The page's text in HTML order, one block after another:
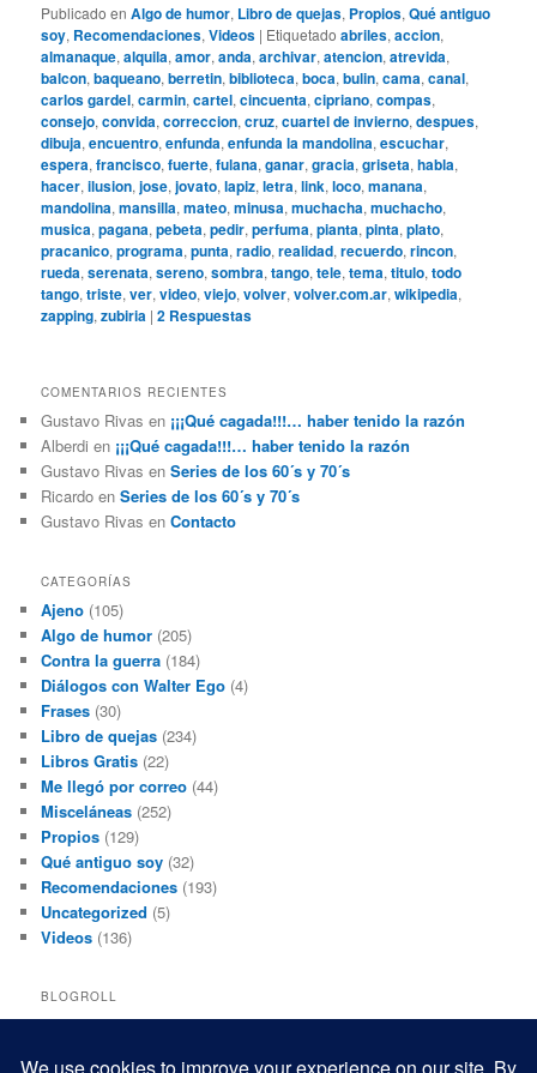
Publicado en Algo de humor, Libro de quejas, Propios,Qué antiguo
soy, Recomendaciones,Videos | Etiquetado abriles,accion,
almanaque,alquila,amor,anda,archivar,atencion,atrevida,
balcon,baqueano,berretin,biblioteca,boca,bulin,cama,canal,
carlos gardel,carmin,cartel,cincuenta,cipriano,compas,
consejo,convida,correccion,cruz,cuartel de invierno,despues,
dibuja,encuentro,enfunda,enfunda la mandolina,escuchar,
espera,francisco,fuerte,fulana,ganar,gracia,griseta,habla,
hacer,ilusion,jose,jovato,lapiz,letra,link,loco,manana,
mandolina,mansilla,mateo,minusa,muchacha,muchacho,
musica,pagana,pebeta,pedir,perfuma,pianta,pinta,plato,
pracanico,programa,punta,radio,realidad,recuerdo,rincon,
rueda,serenata,sereno,sombra,tango,tele,tema,titulo,todo
tango,triste,ver,video,viejo,volver,volver.com.ar,wikipedia,
zapping,zubiria |2 Respuestas
COMENTARIOS RECIENTES
Gustavo Rivas en ¡¡¡Qué cagada!!!… haber tenido la razón
Alberdi en ¡¡¡Qué cagada!!!… haber tenido la razón
Gustavo Rivas enSeries de los 60´s y 70´s
Ricardo enSeries de los 60´s y 70´s
Gustavo Rivas enContacto
CATEGORÍAS
Ajeno (105)
Algo de humor (205)
Contra la guerra (184)
Diálogos con Walter Ego (4)
Frases (30)
Libro de quejas (234)
Libros Gratis (22)
Me llegó por correo (44)
Misceláneas (252)
Propios (129)
Qué antiguo soy (32)
Recomendaciones (193)
Uncategorized (5)
Videos (136)
BLOGROLL
Black and White Power